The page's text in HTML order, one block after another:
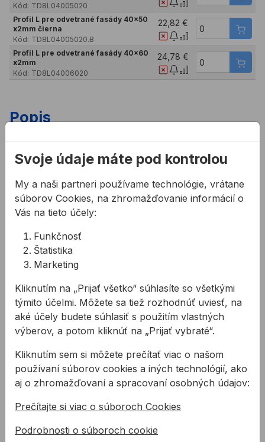
Kód: TD8L04005020
Profil L pre odvetrané fasády 40x50
x2mm čierna
Kód: TD8L04005020.B
22,82 €
Profil L pre odvetrané fasády 40x60
x2mm
Kód: TD8L04006020
24,78 €
Popis
Vlastnosti:
zloženie materiálu: EN AW-6063 T66
(E6/C35)
Súvisiace produkty
Konzola ALLFACE F1 pre odvetrané fasády
Konzola ALLFACE F1 pre
odvetrané fasády
Stenová nosná hliníková
konzola ALLFACE F1 pre
Konzola ALLFACE F1+ pre
odvetrané fasády
hliníková konzola ALLFACE
Svoje údaje máte pod kontrolou
My a naši partneri používame technológie, vrátane
súborov Cookies, na zhromažďovanie informácií o
Vás na tieto účely:
Funkčnosť
Štatistika
Marketing
Kliknutím na „Prijať všetko“ súhlasíte so všetkými
týmito účelmi. Môžete sa tiež rozhodnúť uviesť, na
aké účely budete súhlasiť s použitím vlastných
výberov, a potom kliknúť na „Prijať vybraté“.
Kliknutím sem si môžete prečítať viac o našom
používaní súborov cookies a iných technológií, ako
aj o zhromažďovaní a spracovaní osobných údajov:
Prečítajte si viac o súboroch Cookies
Podrobnosti o súboroch cookie